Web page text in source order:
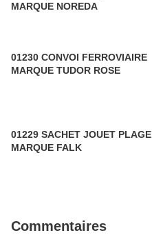
MARQUE NOREDA
01230 CONVOI FERROVIAIRE
MARQUE TUDOR ROSE
01229 SACHET JOUET PLAGE
MARQUE FALK
Commentaires